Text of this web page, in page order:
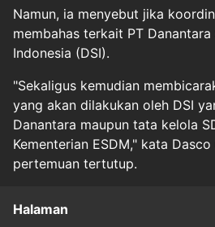
Namun, ia menyebut jika
membahas terkait PT Danantara
Indonesia (DSI).
"Sekaligus kemudian
yang akan dilakukan oleh DSI
Danantara maupun tata kelola
Kementerian ESDM," kata
pertemuan tertutup.
Halaman